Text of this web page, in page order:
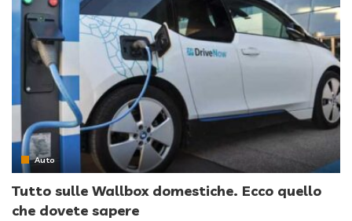
Auto
Tutto sulle Wallbox domestiche. Ecco quello
che dovete sapere